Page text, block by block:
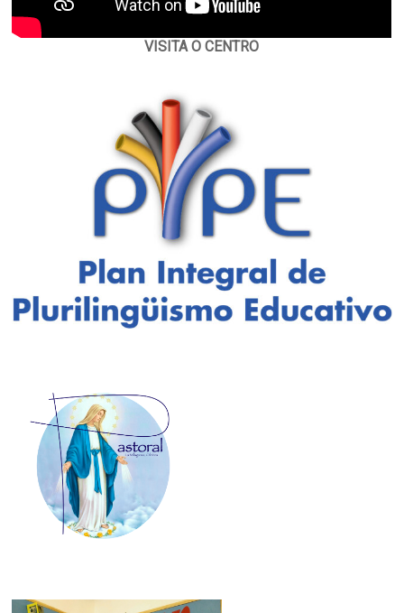
VISITA O CENTRO